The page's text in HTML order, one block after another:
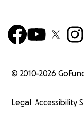
© 2010-2026
Legal Accessibility